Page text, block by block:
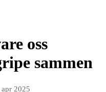
oss
sammen
apr 2025